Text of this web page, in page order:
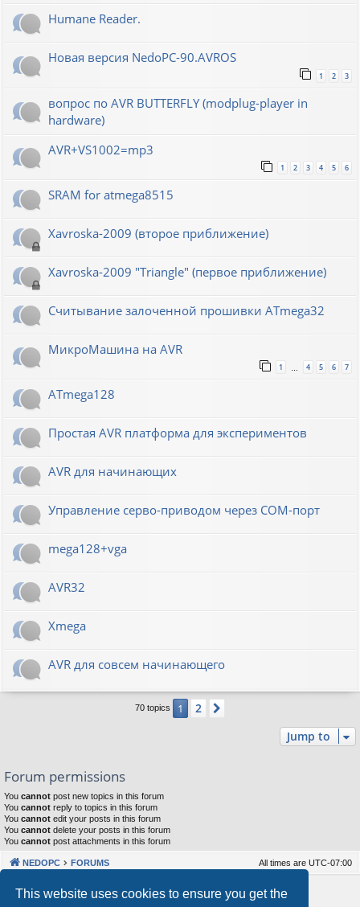
This website uses cookies to ensure you get the
Humane Reader.
Новая версия NedoPC-90.AVROS
1 2 3
вопрос по AVR BUTTERFLY (modplug-player in
hardware)
AVR+VS1002=mp3
1 2 3 4 5 6
SRAM for atmega8515
Xavroska-2009 (второе приближение)
Xavroska-2009 "Triangle" (первое приближение)
Считывание залоченной прошивки ATmega32
МикроМашина на AVR
1 4 5 6 7
ATmega128
Простая AVR платформа для экспериментов
AVR для начинающих
Управление серво-приводом через COM-порт
mega128+vga
AVR32
Xmega
AVR для совсем начинающего
70 topics 1 2
Jump to
Forum permissions
You cannot post new topics in this forum
You cannot reply to topics in this forum
You cannot edit your posts in this forum
You cannot delete your posts in this forum
You cannot post attachments in this forum
NEDOPC FORUMS All times are UTC-07:00
Powered byphpBB® Forum Software © phpBB Limited